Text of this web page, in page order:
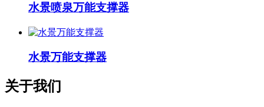
水景喷泉万能支撑器
水景万能支撑器
关于我们